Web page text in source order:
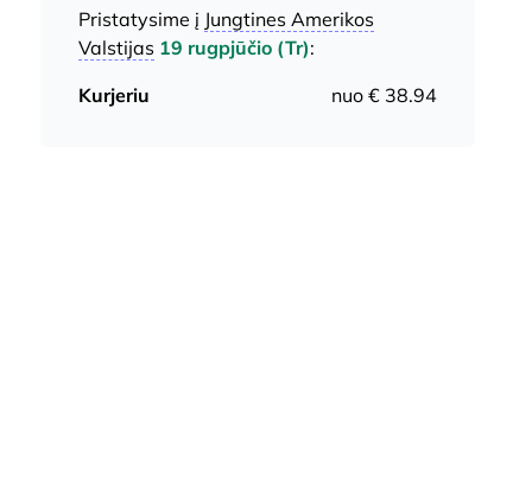
Pristatysime į Jungtines Amerikos
Valstijas 19 rugpjūčio (Tr):
Kurjeriu
nuo € 38.94